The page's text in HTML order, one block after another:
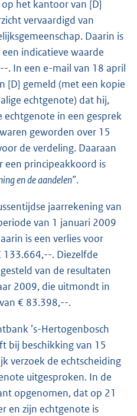
het kantoor van [D]
vervaardigd van
Daarin is
indicatieve waarde
. In een e-mail van 18 april
[D] gemeld (met een kopie
echtgenote) dat hij,
in een gesprek
geworden over 15
de verdeling. Daaraan
een principeakkoord is
en de aandelen”.
jaarrekening van
van 1 januari 2009
is een verlies voor
133.664,--. Diezelfde
van de resultaten
2009, die uitmondt in
€ 83.398,--.
’s-Hertogenbosch
bij beschikking van 15
verzoek de echtscheiding
uitgesproken. In de
opgenomen, dat op 21
en zijn echtgenote is